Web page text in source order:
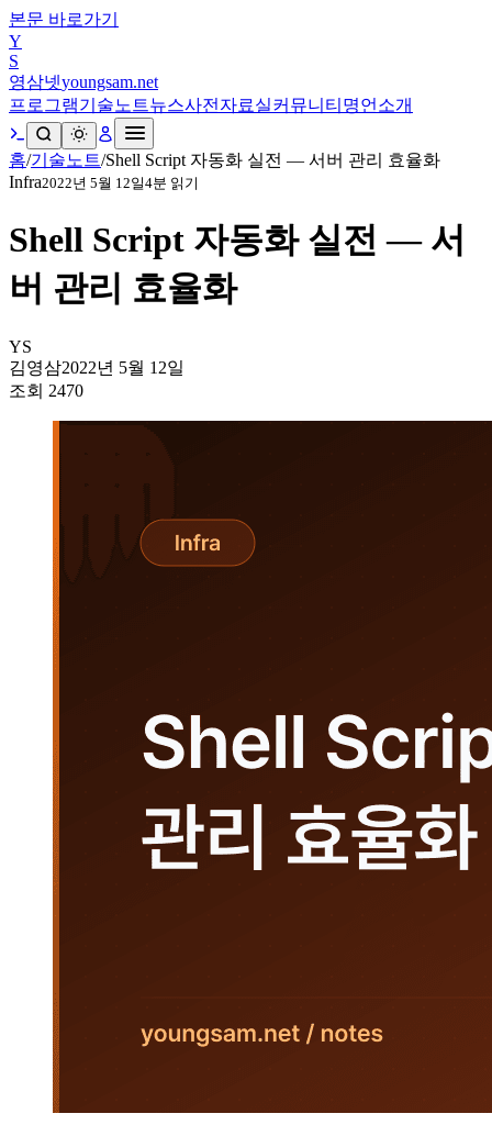
본문 바로가기
Y
S
영삼넷youngsam.net
프로그램기술노트뉴스사전 자료실커뮤니티 명언 소개
홈/기술노트/Shell Script 자동화 실전 — 서버 관리 효율화
Infra2022년 5월 12일4분 읽기
Shell Script 자동화 실전 — 서
버 관리 효율화
YS
김영삼2022년 5월 12일
조회 2470